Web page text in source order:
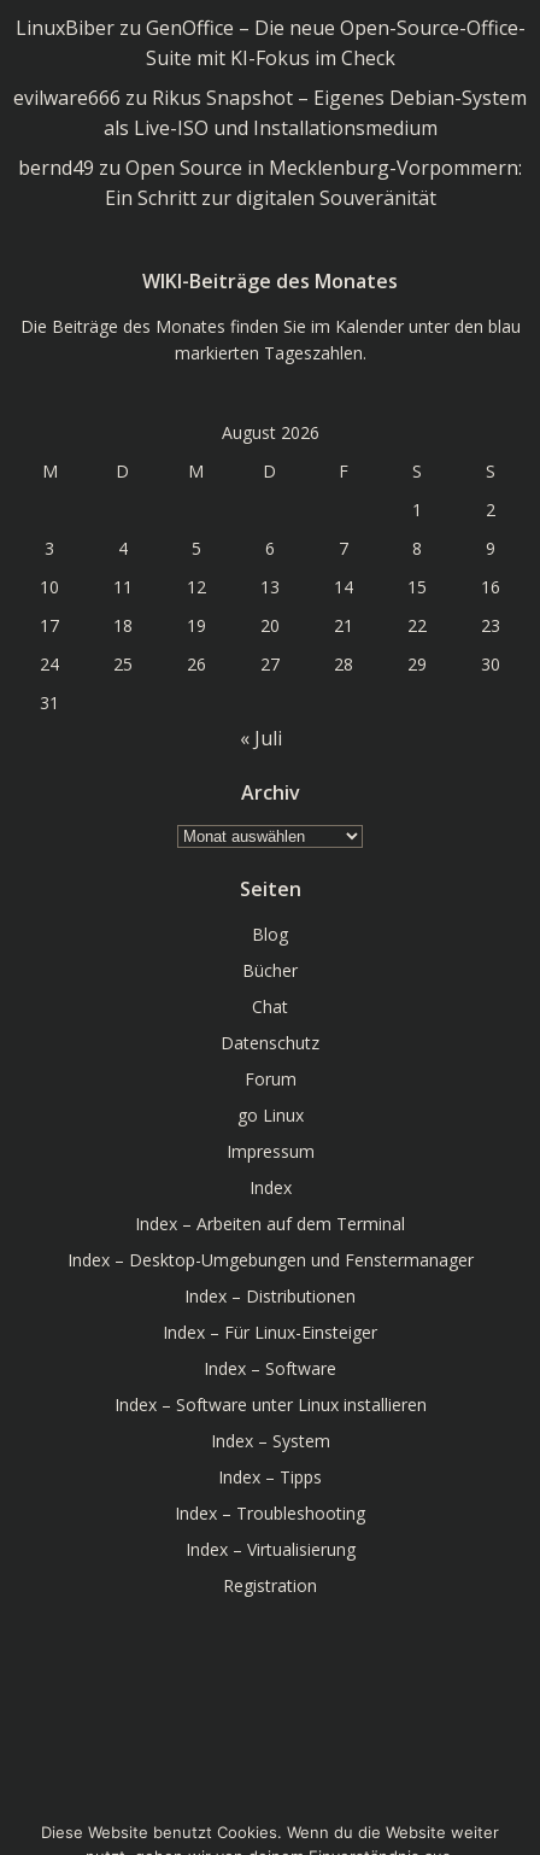
LinuxBiberzu GenOffice – Die neue Open-Source-Office-
Suite mit KI-Fokus im Check
evilware666 zu Rikus Snapshot – Eigenes Debian-System
als Live-ISO und Installationsmedium
bernd49 zu Open Source in Mecklenburg-Vorpommern:
Ein Schritt zur digitalen Souveränität
WIKI-Beiträge des Monates
Die Beiträge des Monates finden Sie im Kalender unter den blau
markierten Tageszahlen.
August 2026
M
D M D F S
S
1
2
3
4 5 6 7 8
9
10
11 12 13 14 15
16
17
18 19 20 21 22
23
24
25 26 27 28 29
30
31
« Juli
Archiv
Archiv
Seiten
Blog
Bücher
Chat
Datenschutz
Forum
go Linux
Impressum
Index
Index – Arbeiten auf dem Terminal
Index – Desktop-Umgebungen und Fenstermanager
Index – Distributionen
Index – Für Linux-Einsteiger
Index – Software
Index – Software unter Linux installieren
Index – System
Index – Tipps
Index – Troubleshooting
Index – Virtualisierung
Registration
© 2026 Linux-Bibel. Created for free using WordPress
Diese Website benutzt Cookies. Wenn du die Website weiter